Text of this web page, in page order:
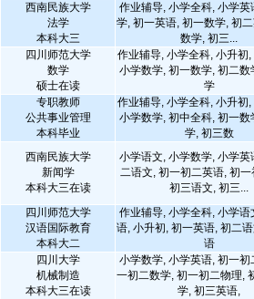
西南民族大学
法学
本科大三
作业辅导, 小学全科, 小学英
学, 初一英语, 初一数学, 初
数学, 初三...
四川师范大学
数学
硕士在读
作业辅导, 小学全科, 小升初
小学数学, 初一数学, 初二数
学
专职教师
公共事业管理
本科毕业
作业辅导, 小学全科, 小升初
小学数学, 初中全科, 初一数
学, 初三数
西南民族大学
新闻学
本科大三在读
小学语文, 小学数学, 小学英
二语文, 初一初二英语, 初
初三语文, 初三...
四川师范大学
汉语国际教育
本科大二
作业辅导, 小学全科, 小学语
语, 小升初, 初一英语, 初二
语
四川大学
机械制造
本科大三在读
小学数学, 小学英语, 初一初
一初二数学, 初一初二物理,
学, 初三英语,